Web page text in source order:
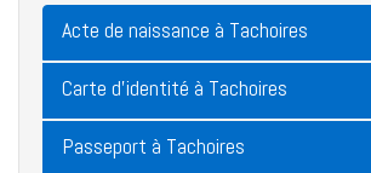
Acte de naissance à Tachoires
Carte d'identité à Tachoires
Passeport à Tachoires